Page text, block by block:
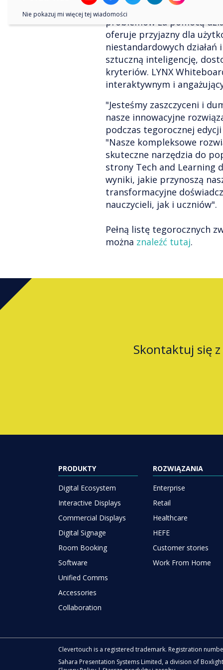
Oprogramowanie
problemów za pomocą
oferuje przyjazny dla
niestandardowych
sztuczną inteligencję,
kryteriów. LYNX
interaktywnym i
"Jesteśmy zaszczyceni i
nasze innowacyjne
podczas tegorocznej
"Nasze kompleksowe
skuteczne narzędzia do
strony Tech and Learning
wyniki, jakie przynoszą
transformacyjne
nauczycieli, jak i uczniów".
Pełną listę tegorocznych
można znaleźć tutaj.
Skontaktuj się
PRODUKTY
Digital Ecosystem
Interactive Displays
Commercial Displays
Digital Signage
Room Booking
Software
Unified Comms
Accessories
Collaboration
ROZWIĄZANIA
Enterprise
Retail
Healthcare
HEFE
Customer stories
Work From Home
Clevertouch is a registered trademark. Registration
Sahara Presentation Systems Limited, a division of
Nie pokazuj mi więcej tej wiadomości